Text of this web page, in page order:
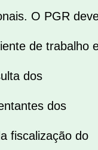
O PGR
de trabalho
dos
dos
fiscalização do